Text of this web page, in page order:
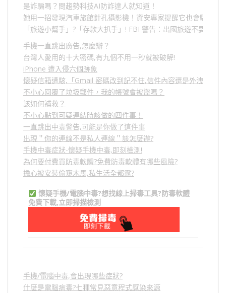
是詐騙嗎？問趨勢科技AI防詐達人就知道！
她用一招發現汽車旅館針孔攝影機！資安專家提醒它也會駭人成
「旅遊小幫手」 ? 「存款大扒手」 ! FBI 警告：出國旅遊不要做的
手機一直跳出廣告,怎麼辦？
台灣人愛用的十大密碼,有九個不用一秒就被破解!
iPhone 遭入侵六個跡象
懷疑信箱遭駭,「Gmail 密碼改到記不住,信件內容還是外洩？」,
不小心回覆了垃圾郵件，我的帳號會被盜嗎？
該如何補救？
不小心點到可疑連結時該做的四件事！
一直跳出中毒警告,可能是你做了這件事
出現＂你的連線不是私人連線＂該怎麼辦?
手機中毒症狀-懷疑手機中毒,即刻檢測!
為何要付費買防毒軟體?免費防毒軟體有哪些風險?
擔心被安裝偷窺木馬,私生活全都露?
懷疑手機/電腦中毒?想找線上掃毒工具?防毒軟體
免費下載,立即掃描檢測
手機/電腦中毒,會出現哪些症狀?
什麼是電腦病毒?七種常見惡意程式感染來源